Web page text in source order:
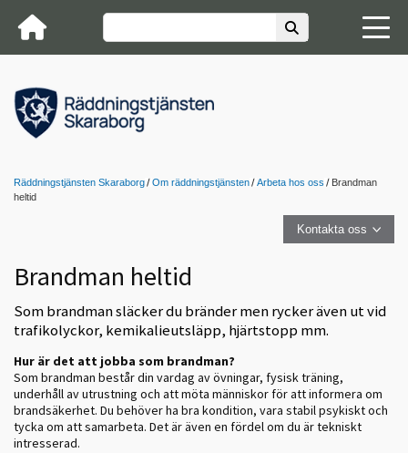
Räddningstjänsten Skaraborg Om räddningstjänsten Arbeta hos oss
Brandman
heltid
Kontakta oss
Brandman heltid
Som brandman släcker du bränder men rycker även ut vid
trafikolyckor, kemikalieutsläpp, hjärtstopp mm.
Hur är det att jobba som brandman?
Som brandman består din vardag av övningar, fysisk träning,
underhåll av utrustning och att möta människor för att informera om
brandsäkerhet. Du behöver ha bra kondition, vara stabil psykiskt och
tycka om att samarbeta. Det är även en fördel om du är tekniskt
intresserad.